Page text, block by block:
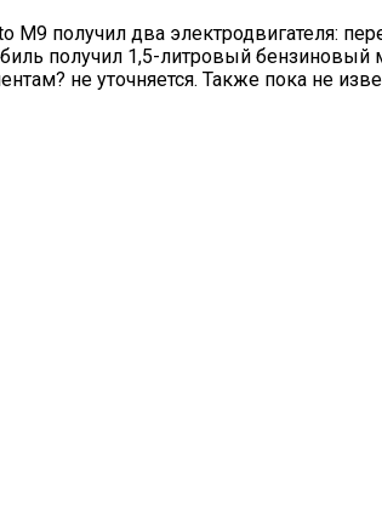
M9 получил два электродвигателя:
получил 1,5-литровый
не уточняется. Также пока не